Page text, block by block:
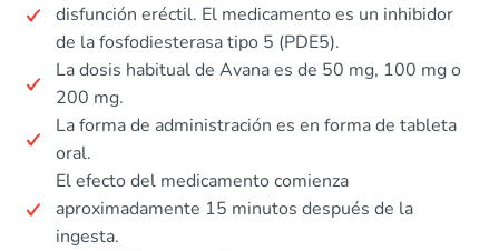
disfunción eréctil. El medicamento es un inhibidor
de la fosfodiesterasa tipo 5 (PDE5).
La dosis habitual de Avana es de 50 mg, 100 mg o
200 mg.
La forma de administración es en forma de tableta
oral.
El efecto del medicamento comienza
aproximadamente 15 minutos después de la
ingesta.